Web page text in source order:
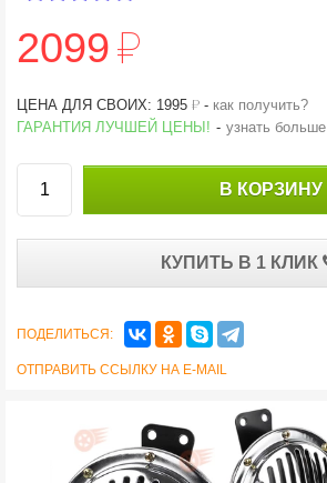
2099й
ЦЕНА ДЛЯ СВОИХ: 1995 й - как получить?
ГАРАНТИЯ ЛУЧШЕЙ ЦЕНЫ! - узнать больше
В КОРЗИНУ
КУПИТЬ В 1 КЛИК
ПОДЕЛИТЬСЯ:
ОТПРАВИТЬ ССЫЛКУ НА E-MAIL